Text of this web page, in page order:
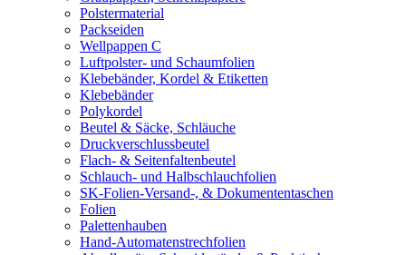
Polstermaterial
Packseiden
Wellpappen C
Luftpolster- und Schaumfolien
Klebebänder, Kordel & Etiketten
Klebebänder
Polykordel
Beutel & Säcke, Schläuche
Druckverschlussbeutel
Flach- & Seitenfaltenbeutel
Schlauch- und Halbschlauchfolien
SK-Folien-Versand-, & Dokumententaschen
Folien
Palettenhauben
Hand-Automatenstrechfolien